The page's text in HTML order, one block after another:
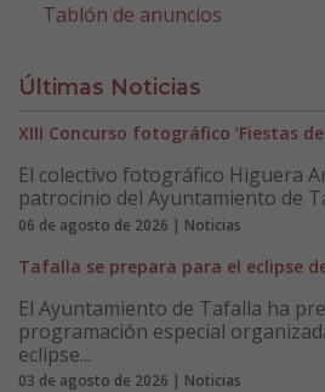
Tablón de anuncios
Últimas Noticias
XIII Concurso fotográfico ‘Fiestas
El colectivo fotográfico Higuera
patrocinio del Ayuntamiento de
06 de agosto de 2026 | Noticias
Tafalla se prepara para el eclipse
El Ayuntamiento de Tafalla ha
programación especial
eclipse...
03 de agosto de 2026 | Noticias